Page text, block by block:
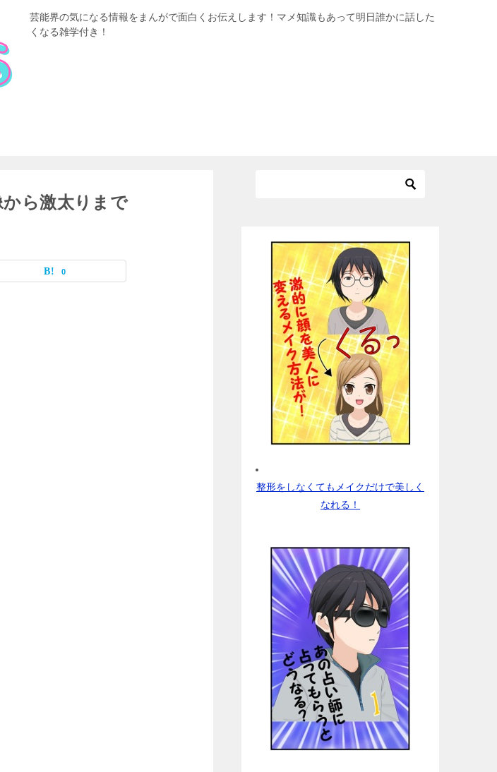
芸能界の気になる情報をまんがで面白くお伝えします！マメ知識もあって明日誰かに話した
くなる雑学付き！
ら激太りまで
0
整形をしなくてもメイクだけで美しく
なれる！